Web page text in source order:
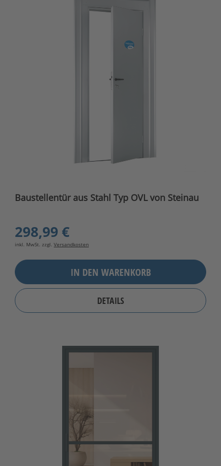
Baustellentür aus Stahl Typ OVL von Steinau
298,99 €
inkl. MwSt. zzgl. Versandkosten
IN DEN WARENKORB
DETAILS